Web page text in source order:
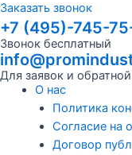
Заказать звонок
+7 (495)-745-
Звонок бесплатный
Для заявок и обратной
О нас
Политика
Согласие на
Договор